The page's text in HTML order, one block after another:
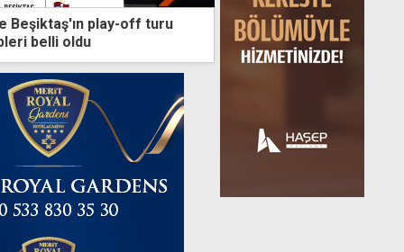
Beşiktaş'ın play-off turu
belli oldu